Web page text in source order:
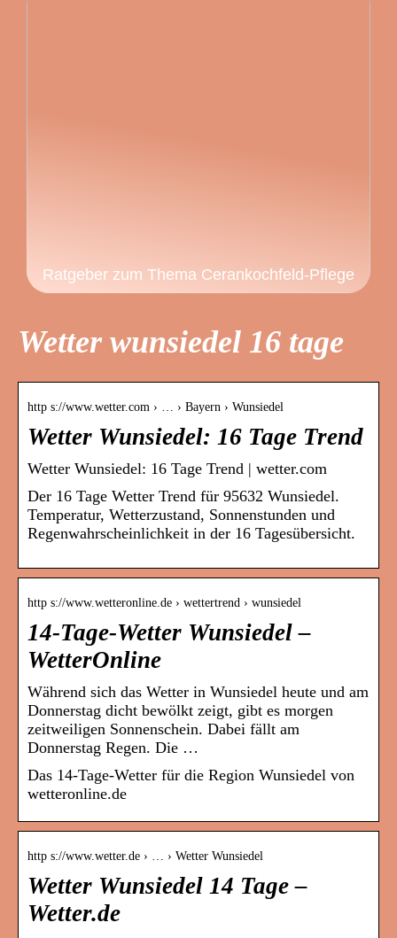
Ratgeber zum Thema Cerankochfeld-Pflege
Wetter wunsiedel 16 tage
http s://www.wetter.com › … › Bayern › Wunsiedel
Wetter Wunsiedel: 16 Tage Trend
Wetter Wunsiedel: 16 Tage Trend | wetter.com
Der 16 Tage Wetter Trend für 95632 Wunsiedel.
Temperatur, Wetterzustand, Sonnenstunden und
Regenwahrscheinlichkeit in der 16 Tagesübersicht.
http s://www.wetteronline.de › wettertrend › wunsiedel
14-Tage-Wetter Wunsiedel –
WetterOnline
Während sich das Wetter in Wunsiedel heute und am
Donnerstag dicht bewölkt zeigt, gibt es morgen
zeitweiligen Sonnenschein. Dabei fällt am
Donnerstag Regen. Die …
Das 14-Tage-Wetter für die Region Wunsiedel von
wetteronline.de
http s://www.wetter.de › … › Wetter Wunsiedel
Wetter Wunsiedel 14 Tage –
Wetter.de